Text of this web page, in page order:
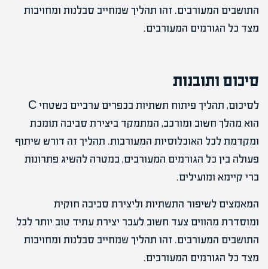
התושבים המעורבים. זהו תהליך שמחייב סבלנות ומחויבות
מצד כל הגורמים המעורבים.
סיכום ותובנות
לסיכום, תהליך פיתוח תשתיות בכפרים ערביים בשטחי C
הוא מהלך חשוב ומורכב, המתמקד ביצירת סביבה תומכת
ומקדמת לכל האוכלוסיות המעורבות. תהליך זה דורש שיתוף
פעולה בין כל הגורמים המעורבים, במטרה להשיג פתרונות
ברי קיימא ומועילים.
המאמצים לשיפור התשתיות וליצירת סביבה חוקית
ומוסדרת מהווים צעד חשוב לעבר יצירת עתיד טוב יותר לכל
התושבים המעורבים. זהו תהליך שמחייב סבלנות ומחויבות
מצד כל הגורמים המעורבים.